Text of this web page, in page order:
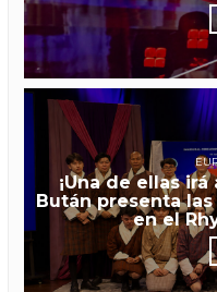
¡Una de ellas
Bután presenta
en el